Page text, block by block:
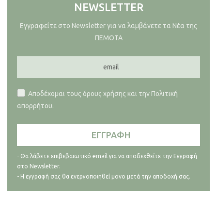
NEWSLETTER
Εγγραφείτε στο Newsletter για να λαμβάνετε τα Νέα της
ΠΕΜΟΤΑ
Αποδέχομαι τους όρους χρήσης και την Πολιτική
απορρήτου.
- Θα λάβετε επιβεβαιωτικό email για να αποδεχθείτε την Εγγραφή
στο Newsletter.
- Η εγγραφή σας θα ενεργοποιηθεί μονο μετά την αποδοχή σας.